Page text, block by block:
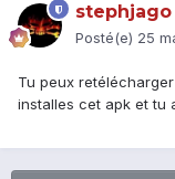
stephjago
Posté(e) 25
Tu peux
installes cet apk et tu